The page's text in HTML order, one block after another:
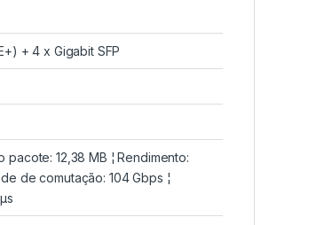
+ 4 x Gigabit SFP
12,38 MB ¦ Rendimento:
de comutação: 104 Gbps ¦